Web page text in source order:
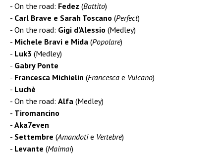
On the road: Fedez (Battito)
Carl Brave e Sarah Toscano (Perfect)
On the road: Gigi d’Alessio (Medley)
Michele Bravi e Mida (Popolare)
Luk3 (Medley)
Gabry Ponte
Francesca Michielin (Francesca e Vulcano)
Luchè
On the road: Alfa (Medley)
Tiromancino
Aka7even
Settembre (Amandotie Vertebre)
Levante (Maimai)